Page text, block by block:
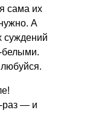
сама их
А
суждений
белыми.
— и